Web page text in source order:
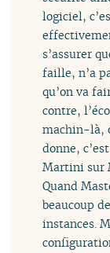
logiciel,
s’assurer
faille, n’a
qu’on va
contre,
machin-là,
donne,
Martini sur
Quand
beaucoup
instances.